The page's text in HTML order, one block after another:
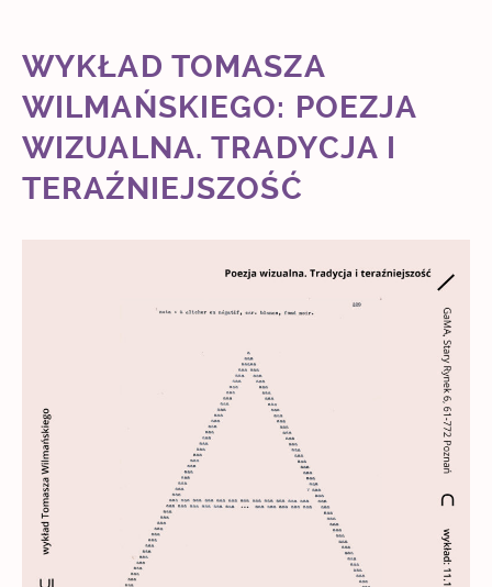
WYKŁAD TOMASZA
WILMAŃSKIEGO: POEZJA
WIZUALNA. TRADYCJA I
TERAŹNIEJSZOŚĆ